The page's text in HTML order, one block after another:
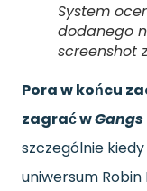
System
dodanego
screenshot
Pora w końcu
zagrać w
szczególnie
uniwersum